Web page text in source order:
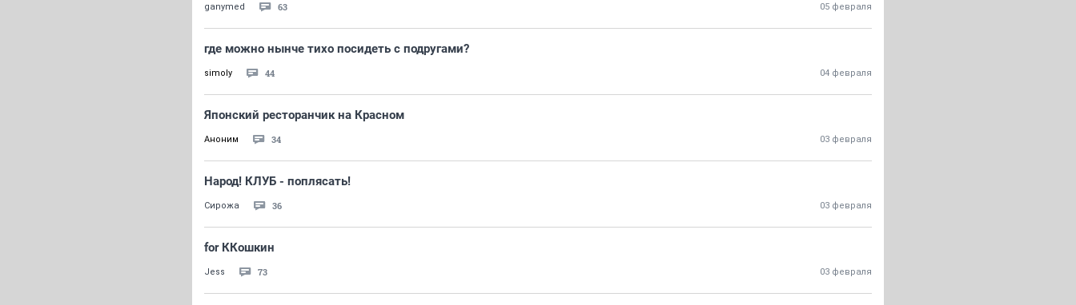
ganymed 63 05 февраля
где можно нынче тихо посидеть с подругами?
simoly 44 04 февраля
Японский ресторанчик на Красном
Аноним 34 03 февраля
Народ! КЛУБ - поплясать!
Сирожа 36 03 февраля
for ККошкин
Jess 73 03 февраля